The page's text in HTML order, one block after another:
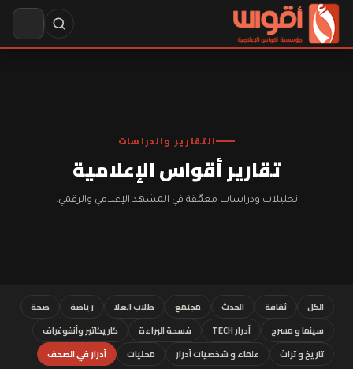
التقارير والدراسات
تقارير أقواس الإعلامية
تحليلات ودراسات معمّقة في المشهد الإعلامي والرقمي.
الكل ثقافة الحدث مجتمع طلاب العلا رياضة
صحة
سينما و مسرح
أدرار TECH فسحة البراءة
كاريكاتير وأنفوغراف
تاريخ و تراث
علماء و شخصيات أدرار محليات أدرار في الصحف